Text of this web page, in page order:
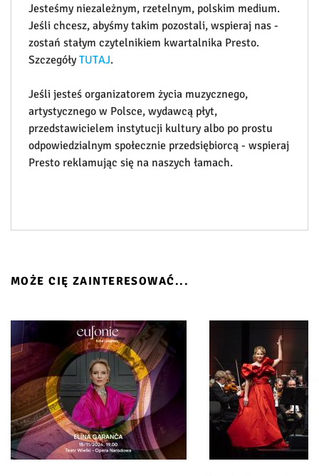
Jesteśmy niezależnym, rzetelnym, polskim medium.
Jeśli chcesz, abyśmy takim pozostali, wspieraj nas -
zostań stałym czytelnikiem kwartalnika Presto.
SzczegółyTUTAJ.
Jeśli jesteś organizatorem życia muzycznego,
artystycznego w Polsce, wydawcą płyt,
przedstawicielem instytucji kultury albo po prostu
odpowiedzialnym społecznie przedsiębiorcą - wspieraj
Presto reklamując się na naszych łamach.
MOŻE CIĘ ZAINTERESOWAĆ...